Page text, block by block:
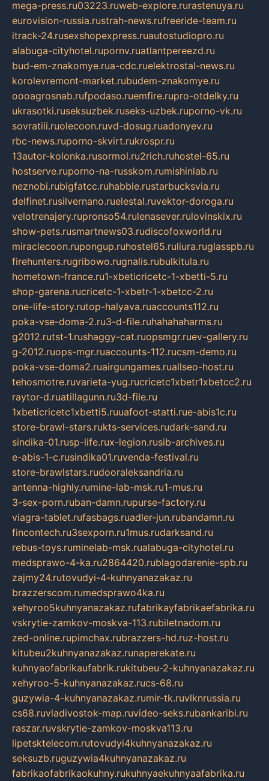
mega-press.ru03223.ruweb-explore.rurastenuya.ru
eurovision-russia.rustrah-news.rufreeride-team.ru
itrack-24.rusexshopexpress.ruautostudiopro.ru
alabuga-cityhotel.rupornv.ruatlantpereezd.ru
bud-em-znakomye.rua-cdc.ruelektrostal-news.ru
korolevremont-market.rubudem-znakomye.ru
oooagrosnab.rufpodaso.ruemfire.rupro-otdelky.ru
ukrasotki.ruseksuzbek.ruseks-uzbek.ruporno-vk.ru
sovratili.ruolecoon.ruvd-dosug.ruadonyev.ru
rbc-news.ruporno-skvirt.rukrospr.ru
13autor-kolonka.rusormol.ru2rich.ruhostel-65.ru
hostserve.ruporno-na-russkom.rumishinlab.ru
neznobi.rubigfatcc.ruhabble.rustarbucksvia.ru
delfinet.rusilvernano.ruelestal.ruvektor-doroga.ru
velotrenajery.rupronso54.rulenasever.rulovinskix.ru
show-pets.rusmartnews03.rudiscofoxworld.ru
miraclecoon.rupongup.ruhostel65.ruliura.ruglasspb.ru
firehunters.rugribowo.rugnalis.rubulkitula.ru
hometown-france.ru1-xbeticricetc-1-xbetti-5.ru
shop-garena.rucricetc-1-xbetr-1-xbetcc-2.ru
one-life-story.rutop-halyava.ruaccounts112.ru
poka-vse-doma-2.ru3-d-file.ruhahahaharms.ru
g2012.rutst-1.rushaggy-cat.ruopsmgr.ruev-gallery.ru
g-2012.ruops-mgr.ruaccounts-112.rucsm-demo.ru
poka-vse-doma2.ruairgungames.ruallseo-host.ru
tehosmotre.ruvarieta-yug.rucricetc1xbetr1xbetcc2.ru
raytor-d.ruatillagunn.ru3d-file.ru
1xbeticricetc1xbetti5.ruuafoot-statti.rue-abis1c.ru
store-brawl-stars.rukts-services.rudark-sand.ru
sindika-01.rusp-life.rux-legion.rusib-archives.ru
e-abis-1-c.rusindika01.ruvenda-festival.ru
store-brawlstars.rudooraleksandria.ru
antenna-highly.rumine-lab-msk.ru1-mus.ru
3-sex-porn.ruban-damn.rupurse-factory.ru
viagra-tablet.rufasbags.ruadler-jun.rubandamn.ru
fincontech.ru3sexporn.ru1mus.rudarksand.ru
rebus-toys.ruminelab-msk.rualabuga-cityhotel.ru
medsprawo-4-ka.ru2864420.rublagodarenie-spb.ru
zajmy24.rutovudyi-4-kuhnyanazakaz.ru
brazzerscom.rumedsprawo4ka.ru
xehyroo5kuhnyanazakaz.rufabrikayfabrikaefabrika.ru
vskrytie-zamkov-moskva-113.rubiletnadom.ru
zed-online.rupimchax.rubrazzers-hd.ruz-host.ru
kitubeu2kuhnyanazakaz.runaperekate.ru
kuhnyaofabrikaufabrik.rukitubeu-2-kuhnyanazakaz.ru
xehyroo-5-kuhnyanazakaz.rucs-68.ru
guzywia-4-kuhnyanazakaz.rumir-tk.ruvlknrussia.ru
cs68.ruvladivostok-map.ruvideo-seks.rubankaribi.ru
raszar.ruvskrytie-zamkov-moskva113.ru
lipetsktelecom.rutovudyi4kuhnyanazakaz.ru
seksuzb.ruguzywia4kuhnyanazakaz.ru
fabrikaofabrikaokuhny.rukuhnyaekuhnyaafabrika.ru